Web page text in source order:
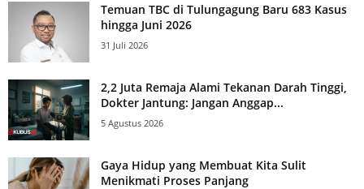
Temuan TBC di Tulungagung Baru 683 Kasus
hingga Juni 2026
31 Juli 2026
2,2 Juta Remaja Alami Tekanan Darah Tinggi,
Dokter Jantung: Jangan Anggap...
5 Agustus 2026
Gaya Hidup yang Membuat Kita Sulit
Menikmati Proses Panjang